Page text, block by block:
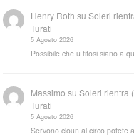
Henry Roth suSoleri
Turati
5 Agosto 2026
Possibile che u tifosi siano a
Massimo suSoleri rientra
Turati
5 Agosto 2026
Servono cloun al circo potete